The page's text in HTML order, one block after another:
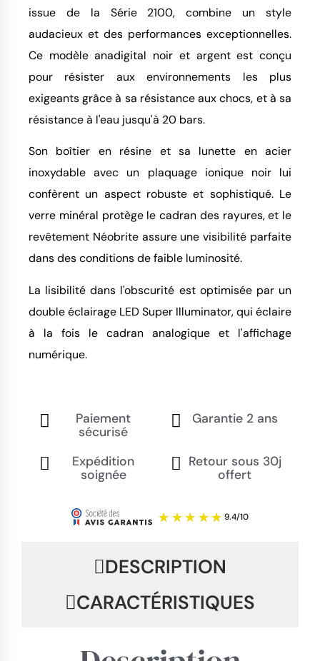
issue de la Série 2100, combine un style
audacieux et des performances exceptionnelles.
Ce modèle anadigital noir et argent est conçu
pour résister aux environnements les plus
exigeants grâce à sa résistance aux chocs, et à sa
résistance à l'eau jusqu'à 20 bars.
Son boîtier en résine et sa lunette en acier
inoxydable avec un plaquage ionique noir lui
confèrent un aspect robuste et sophistiqué. Le
verre minéral protège le cadran des rayures, et le
revêtement Néobrite assure une visibilité parfaite
dans des conditions de faible luminosité.
La lisibilité dans l'obscurité est optimisée par un
double éclairage LED Super Illuminator, qui éclaire
à la fois le cadran analogique et l'affichage
numérique.
Paiement
sécurisé
Garantie 2 ans
Expédition
soignée
Retour sous 30j
offert
DESCRIPTION
CARACTÉRISTIQUES